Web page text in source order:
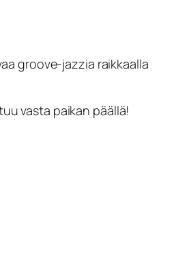
groove-jazzia raikkaalla
vasta paikan päällä!